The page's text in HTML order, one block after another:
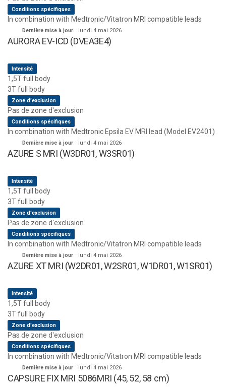
Conditions spécifiques
In combination with Medtronic/Vitatron MRI compatible leads
Dernière mise à jour lundi 4 mai 2026
AURORA EV-ICD (DVEA3E4)
Intensité
1,5T full body
3T full body
Zone d'exclusion
Pas de zone d'exclusion
Conditions spécifiques
In combination with Medtronic Epsila EV MRI lead (Model EV2401)
Dernière mise à jour lundi 4 mai 2026
AZURE S MRI (W3DR01, W3SR01)
Intensité
1,5T full body
3T full body
Zone d'exclusion
Pas de zone d'exclusion
Conditions spécifiques
In combination with Medtronic/Vitatron MRI compatible leads
Dernière mise à jour lundi 4 mai 2026
AZURE XT MRI (W2DR01, W2SR01, W1DR01, W1SR01)
Intensité
1,5T full body
3T full body
Zone d'exclusion
Pas de zone d'exclusion
Conditions spécifiques
In combination with Medtronic/Vitatron MRI compatible leads
Dernière mise à jour lundi 4 mai 2026
CAPSURE FIX MRI 5086MRI (45, 52, 58 cm)